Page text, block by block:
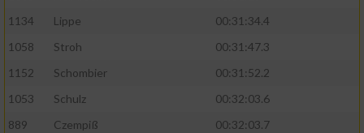
1134
Lippe
00:31:34.4
1058
Stroh
00:31:47.3
1152
Schombier
00:31:52.2
1053
Schulz
00:32:03.6
889
Czempiß
00:32:03.7